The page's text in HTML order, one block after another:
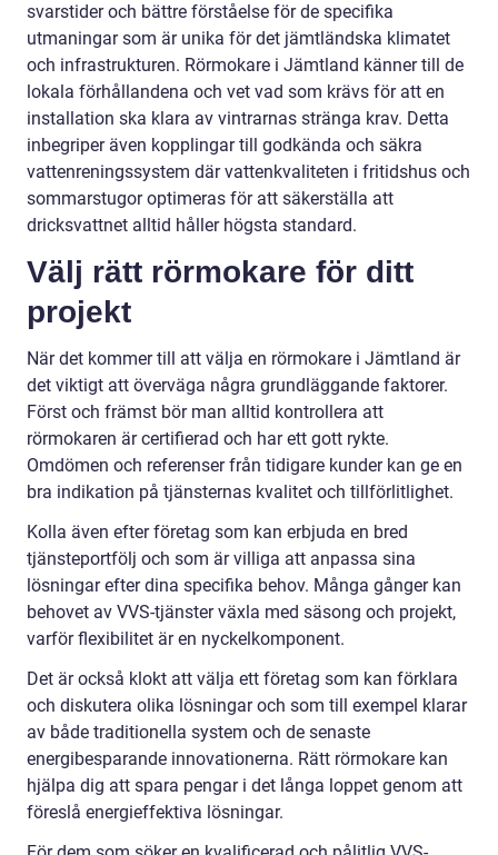
svarstider och bättre förståelse för de specifika
utmaningar som är unika för det jämtländska klimatet
och infrastrukturen. Rörmokare i Jämtland känner till de
lokala förhållandena och vet vad som krävs för att en
installation ska klara av vintrarnas stränga krav. Detta
inbegriper även kopplingar till godkända och säkra
vattenreningssystem där vattenkvaliteten i fritidshus och
sommarstugor optimeras för att säkerställa att
dricksvattnet alltid håller högsta standard.
Välj rätt rörmokare för ditt
projekt
När det kommer till att välja en rörmokare i Jämtland är
det viktigt att överväga några grundläggande faktorer.
Först och främst bör man alltid kontrollera att
rörmokaren är certifierad och har ett gott rykte.
Omdömen och referenser från tidigare kunder kan ge en
bra indikation på tjänsternas kvalitet och tillförlitlighet.
Kolla även efter företag som kan erbjuda en bred
tjänsteportfölj och som är villiga att anpassa sina
lösningar efter dina specifika behov. Många gånger kan
behovet av VVS-tjänster växla med säsong och projekt,
varför flexibilitet är en nyckelkomponent.
Det är också klokt att välja ett företag som kan förklara
och diskutera olika lösningar och som till exempel klarar
av både traditionella system och de senaste
energibesparande innovationerna. Rätt rörmokare kan
hjälpa dig att spara pengar i det långa loppet genom att
föreslå energieffektiva lösningar.